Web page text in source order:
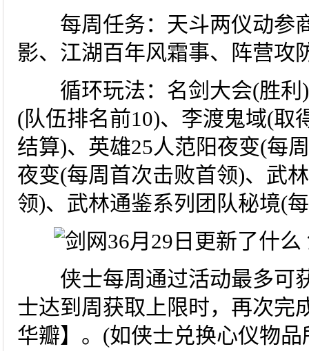
每周任务：天斗两仪动参
影、江湖百年风霜事、阵营攻
循环玩法：名剑大会(胜利)
(队伍排名前10)、李渡鬼域(取
结算)、英雄25人范阳夜变(每
夜变(每周首次击败首领)、武
领)、武林通鉴系列团队秘境(
侠士每周通过活动最多可
士达到周获取上限时，再次完
华瓣】。(如侠士兑换心仪物